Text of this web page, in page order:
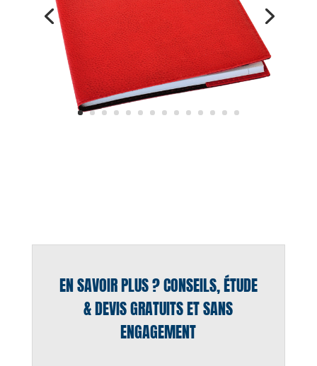
EN SAVOIR PLUS ? CONSEILS, ÉTUDE
& DEVIS GRATUITS ET SANS
ENGAGEMENT